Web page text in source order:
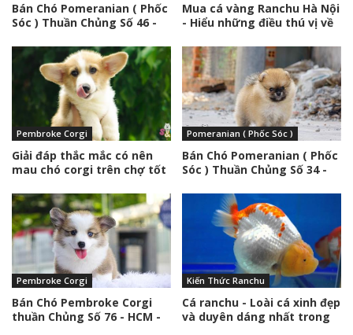
Bán Chó Pomeranian ( Phốc
Sóc ) Thuần Chủng Số 46 -
Mua cá vàng Ranchu Hà Nội
- Hiểu những điều thú vị về
Pembroke Corgi
Giải đáp thắc mắc có nên
mau chó corgi trên chợ tốt
Pomeranian ( Phốc Sóc )
Bán Chó Pomeranian ( Phốc
Sóc ) Thuần Chủng Số 34 -
Pembroke Corgi
Bán Chó Pembroke Corgi
thuần Chủng Số 76 - HCM -
Kiến Thức Ranchu
Cá ranchu - Loài cá xinh đẹp
và duyên dáng nhất trong